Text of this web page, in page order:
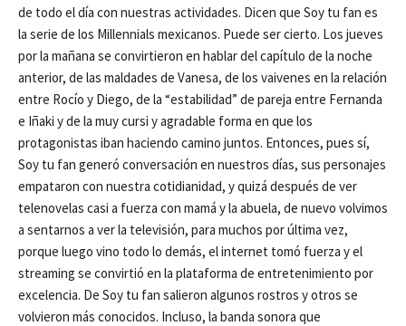
de todo el día con nuestras actividades. Dicen que Soy tu fan es
la serie de los Millennials mexicanos. Puede ser cierto. Los jueves
por la mañana se convirtieron en hablardel capítulo de la noche
anterior, de las maldades de Vanesa, de los vaivenes en la relación
entre Rocío y Diego, de la “estabilidad” de pareja entre Fernanda
e Iñaki y de la muy cursi y agradable forma en que los
protagonistas iban haciendo camino juntos. Entonces, pues sí,
Soy tu fan generó conversación en nuestros días, sus personajes
empataron con nuestra cotidianidad, y quizá después de ver
telenovelas casi a fuerza con mamá y la abuela, de nuevo volvimos
a sentarnos a ver la televisión, para muchos por última vez,
porque luego vino todo lo demás, el internet tomó fuerza y el
streaming se convirtió en la plataforma de entretenimiento por
excelencia. De Soy tu fan salieron algunos rostros y otros se
volvieron más conocidos. Incluso, la banda sonora que